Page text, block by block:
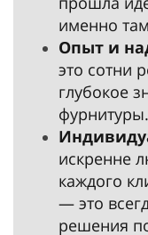
именно
Опыт и
это сотни
глубокое
фурнитуры.
искренне
каждого
— это
решения